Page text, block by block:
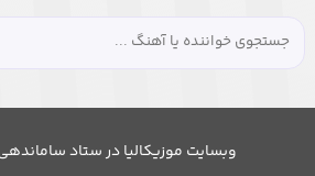
وبسایت موزیکالیا در ستاد